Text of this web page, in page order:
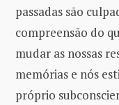
passadas são
compreensão do
mudar as nossas
memórias e nós
próprio